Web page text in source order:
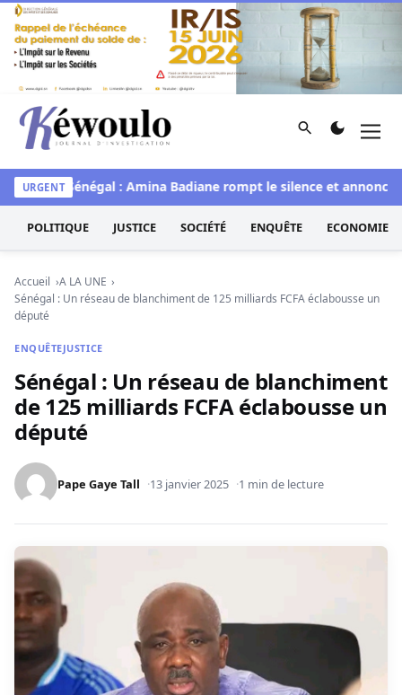
Aller au contenu
Kéwoulo, le premier site d'information et d'investigation
Rechercher
URGENT
Miss Sénégal : Amina Badiane rompt le silence et annonce
POLITIQUE JUSTICE SOCIÉTÉ ENQUÊTE ECONOMIE
Accueil
A LA UNE
Sénégal : Un réseau de blanchiment de 125 milliards FCFA éclabousse un
député
ENQUÊTEJUSTICE
Sénégal : Un réseau de blanchiment
de 125 milliards FCFA éclabousse un
député
Pape Gaye Tall 13 janvier 2025 1 min de lecture